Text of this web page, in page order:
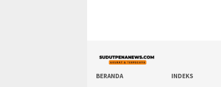
BERANDA INDEKS